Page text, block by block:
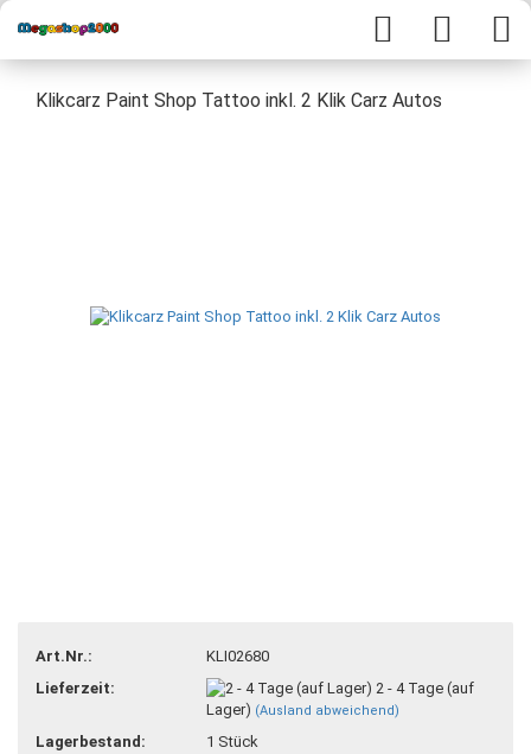
Klikcarz Paint Shop Tattoo inkl. 2 Klik Carz Autos
Art.Nr.:
KLI02680
Lieferzeit:
2 - 4 Tage (auf
Lager) (Ausland abweichend)
Lagerbestand: 1 Stück